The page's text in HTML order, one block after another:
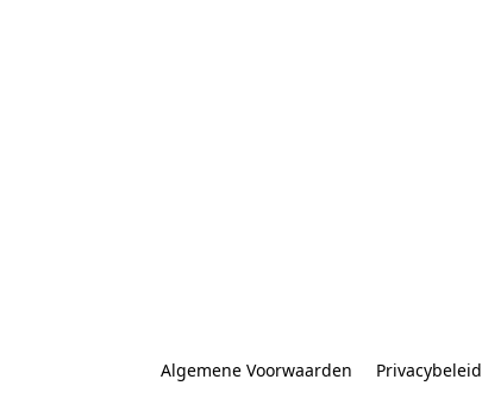
Algemene Voorwaarden Privacybeleid